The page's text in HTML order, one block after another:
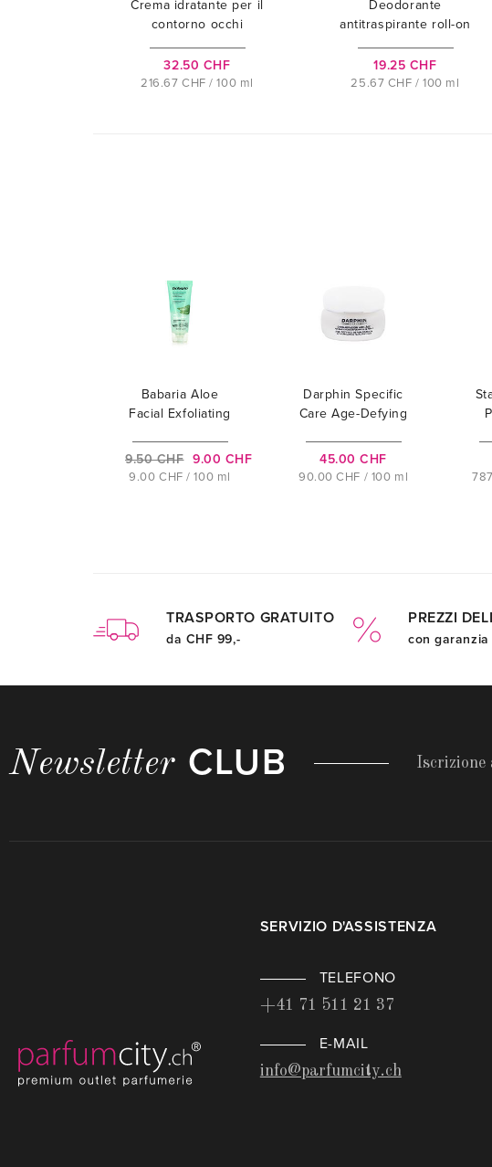
Crema idratante per il
contorno occhi
32.50 CHF
216.67 CHF / 100 ml
Deodorante
antitraspirante roll-on
19.25 CHF
25.67 CHF / 100 ml
Babaria Aloe
Facial Exfoliating
9.50 CHF 9.00 CHF
9.00 CHF / 100 ml
Darphin Specific
Care Age-Defying
45.00 CHF
90.00 CHF / 100 ml
TRASPORTO GRATUITO
da CHF 99,-
PREZZI
con garanzia
Newsletter CLUB Iscrizione
SERVIZIO D'ASSISTENZA
TELEFONO
+41 71 511 21 37
E-MAIL
info@parfumcity.ch